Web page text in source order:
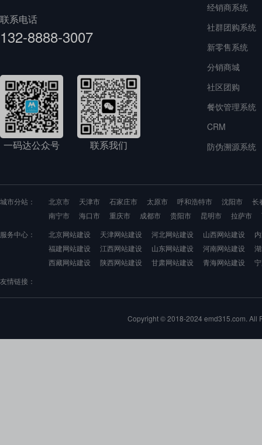
联系电话
132-8888-3007
一码达公众号 联系我们
经销商系统
社群团购系统
新零售系统
分销商城
社区团购
餐饮管理系统
CRM
防伪溯源系统
城市分站： 北京市 天津市 石家庄市 太原市 呼和浩特市 沈阳市
长
南宁市
海口市 重庆市 成都市 贵阳市 昆明市 拉萨市
服务中心：
北京网站建设 天津网站建设 河北网站建设 山西网站建设
福建网站建设
江西网站建设 山东网站建设 河南网站建设
西藏网站建设
陕西网站建设 甘肃网站建设 青海网站建设
友情链接：
Copyright © 2018-2024 emd315.com. All